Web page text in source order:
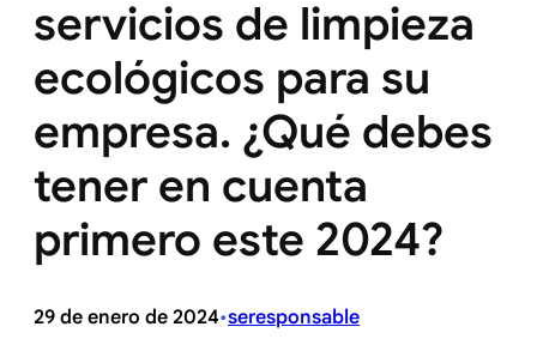
servicios de limpieza
ecológicos para su
empresa. ¿Qué debes
tener en cuenta
primero este 2024?
29 de enero de 2024•seresponsable